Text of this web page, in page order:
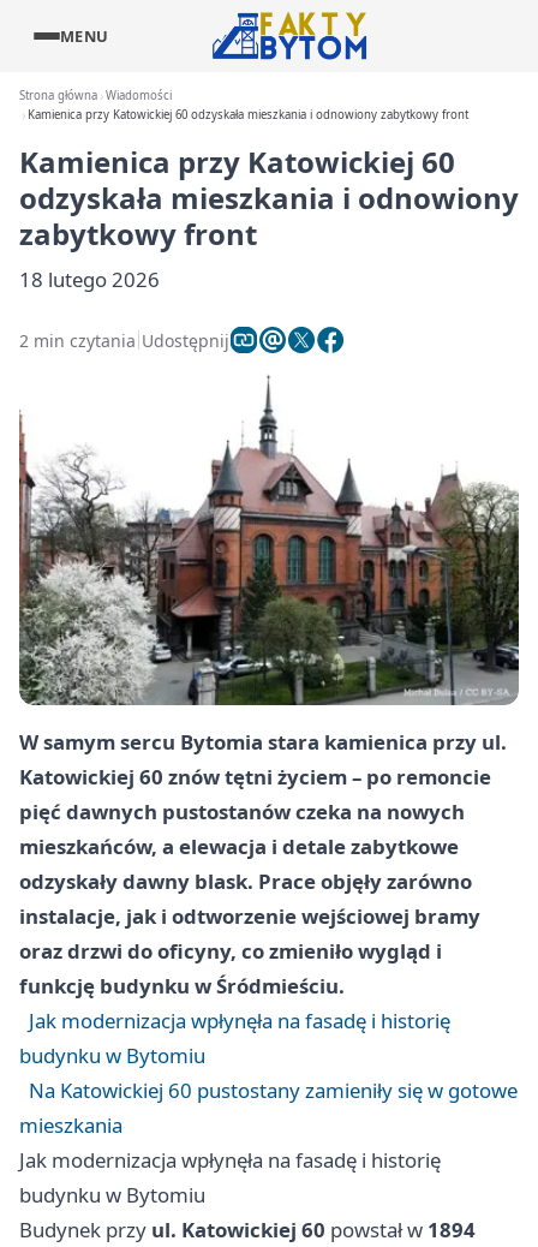
MENU
Strona główna Wiadomości
Kamienica przy Katowickiej 60 odzyskała mieszkania i odnowiony zabytkowy front
Kamienica przy Katowickiej 60
odzyskała mieszkania i odnowiony
zabytkowy front
18 lutego 2026
2 min czytania Udostępnij
W samym sercu Bytomia stara kamienica przy ul.
Katowickiej 60 znów tętni życiem – po remoncie
pięć dawnych pustostanów czeka na nowych
mieszkańców, a elewacja i detale zabytkowe
odzyskały dawny blask. Prace objęły zarówno
instalacje, jak i odtworzenie wejściowej bramy
oraz drzwi do oficyny, co zmieniło wygląd i
funkcję budynku w Śródmieściu.
Jak modernizacja wpłynęła na fasadę i historię
budynku w Bytomiu
Na Katowickiej 60 pustostany zamieniły się w gotowe
mieszkania
Jak modernizacja wpłynęła na fasadę i historię
budynku w Bytomiu
Budynek przy ul. Katowickiej 60 powstał w 1894